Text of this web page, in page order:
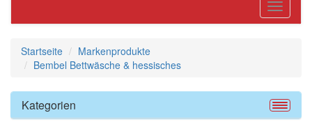
Toggle
Startseite
Markenprodukte
Bembel Bettwäsche & hessisches
Kategorien